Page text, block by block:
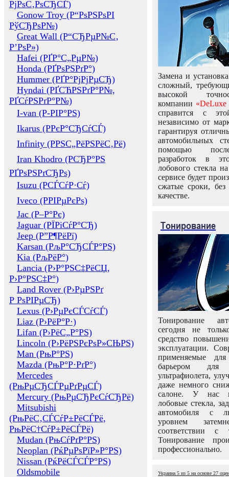
РјРѕС‚РѕСЂСЃ)
Gonow Troy (Р“РѕРЅРѕРІ
РўСЂРѕР№)
Great Wall (Р“СЂРµР№С‚
Р’РѕР»)
Hafei (РҐР°С„РµР№)
Honda (РҐРѕРЅРґР°)
Hummer (РҐР°РјРјРµСЂ)
Hyndai (РҐСЋРЅРґР°Р№,
РҐСѓРЅРґР°Р№)
I-van (Р-РІР°РЅ)
Ikarus (РРєР°СЂСѓСЃ)
Infinity (РРЅС„РёРЅРёС‚Рё)
Iran Khodro (РСЂР°РЅ
РҐРѕРЅРґСЂРѕ)
Isuzu (РСЃСѓР·Сѓ)
Iveco (РРІРµРєРѕ)
Jac (Р–Р°Рє)
Jaguar (РЇРіСѓР°СЂ)
Jeep (Р”Р¶РёРї)
Karsan (РљР°СЂСЃР°РЅ)
Kia (РљРёР°)
Lancia (Р›Р°РЅС‡РёСЏ,
Р›Р°РЅС‡Р°)
Land Rover (Р›РµРЅРґ
Р РѕРІРµСЂ)
Lexus (Р›РµРєСЃСѓСЃ)
Liaz (Р›РёР°Р·)
Lifan (Р›РёС„Р°РЅ)
Lincoln (Р›РёРЅРєРѕР»СЊРЅ)
Man (РњР°РЅ)
Mazda (РњР°Р·РґР°)
Mercedes
(РњРµСЂСЃРµРґРµСЃ)
Mercury (РњРµСЂРєСѓСЂРё)
Mitsubishi
(РњРёС‚СЃСѓР±РёСЃРё,
РњРёС†СѓР±РёСЃРё)
Mudan (РњСѓРґР°РЅ)
Neoplan (РќРµРѕРїР»Р°РЅ)
Nissan (РќРёСЃСЃР°РЅ)
Oldsmobile
Замена и
сложный,
высокой
компании «DeLuxe
справится с
независимо от
гарантируя
автомобильных
помощью
разработок в
лобового стекла
сервисе будет
сжатые сроки,
качестве.
Тонирование
Тонирование
сегодня не
средство
эксплуатации.
применяемые
барьером для
ультрафиолета,
даже немного
салоне. У нас
лобовые стекла,
автомобиля с
уровнем
соответствии с
Тонирование
профессионально.
Украина 5 из 5 на основе 27